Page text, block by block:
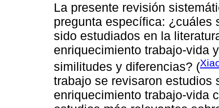
La presente revisión
pregunta específica: ¿cuáles
sido estudiados en la
enriquecimiento trabajo-vida
similitudes y diferencias? (
trabajo se revisaron estudios
enriquecimiento trabajo-vida